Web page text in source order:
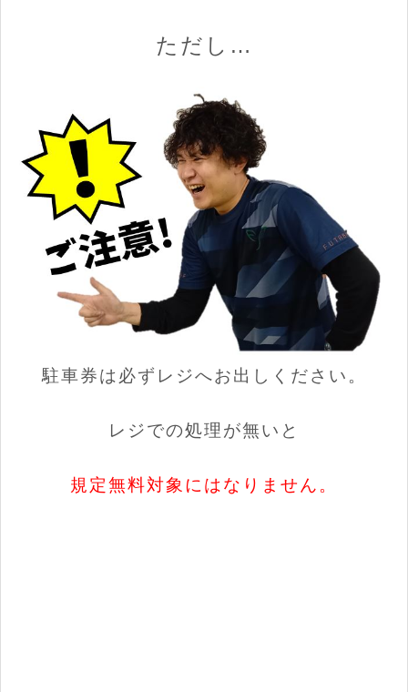
ただし…
駐車券は必ずレジへお出しください。
レジでの処理が無いと
規定無料対象にはなりません。